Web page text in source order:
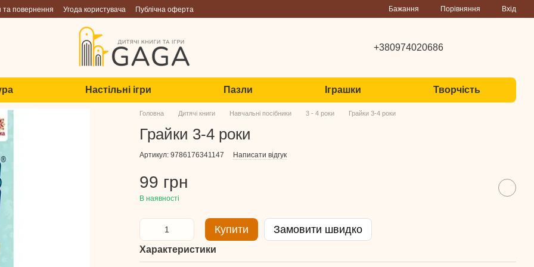
та повернення Угода користувача Публічна оферта Бажання Порівняння Вхід
+380974020686
Настільні ігри Пазли Іграшки Творчість
Головна Дитячі книги Навчальні посібники 3 - 4 роки Грайки 3-4 роки
Грайки 3-4 роки
Артикул: 9786176341147 Написати відгук
99 грн
В наявності
Купити Замовити швидко
Характеристики